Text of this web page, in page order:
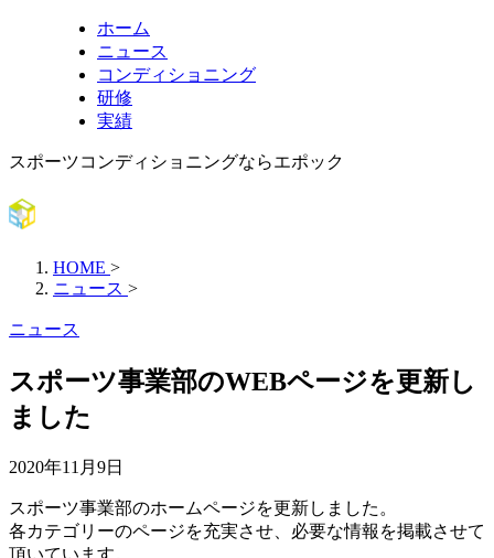
ホーム
ニュース
コンディショニング
研修
実績
スポーツコンディショニングならエポック
HOME >
ニュース >
ニュース
スポーツ事業部のWEBページを更新し
ました
2020年11月9日
スポーツ事業部のホームページを更新しました。
各カテゴリーのページを充実させ、必要な情報を掲載させて
頂いています。